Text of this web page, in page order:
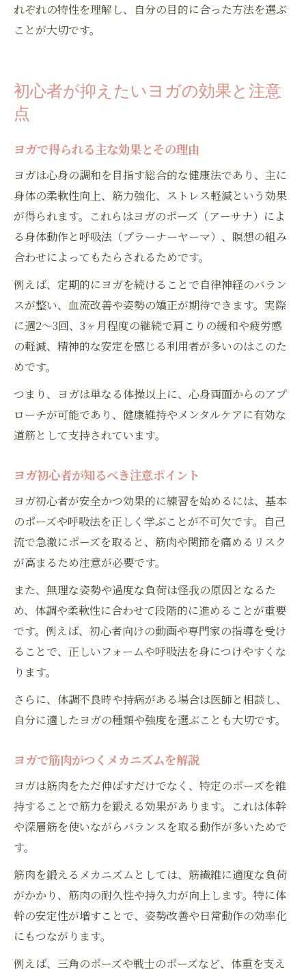
れぞれの特性を理解し、自分の目的に合った方法を選ぶ
ことが大切です。
初心者が抑えたいヨガの効果と注意
点
ヨガで得られる主な効果とその理由
ヨガは心身の調和を目指す総合的な健康法であり、主に
身体の柔軟性向上、筋力強化、ストレス軽減という効果
が得られます。これらはヨガのポーズ（アーサナ）によ
る身体動作と呼吸法（プラーナーヤーマ）、瞑想の組み
合わせによってもたらされるためです。
例えば、定期的にヨガを続けることで自律神経のバラン
スが整い、血流改善や姿勢の矯正が期待できます。実際
に週2～3回、3ヶ月程度の継続で肩こりの緩和や疲労感
の軽減、精神的な安定を感じる利用者が多いのはこのた
めです。
つまり、ヨガは単なる体操以上に、心身両面からのアプ
ローチが可能であり、健康維持やメンタルケアに有効な
道筋として支持されています。
ヨガ初心者が知るべき注意ポイント
ヨガ初心者が安全かつ効果的に練習を始めるには、基本
のポーズや呼吸法を正しく学ぶことが不可欠です。自己
流で急激にポーズを取ると、筋肉や関節を痛めるリスク
が高まるため注意が必要です。
また、無理な姿勢や過度な負荷は怪我の原因となるた
め、体調や柔軟性に合わせて段階的に進めることが重要
です。例えば、初心者向けの動画や専門家の指導を受け
ることで、正しいフォームや呼吸法を身につけやすくな
ります。
さらに、体調不良時や持病がある場合は医師と相談し、
自分に適したヨガの種類や強度を選ぶことも大切です。
ヨガで筋肉がつくメカニズムを解説
ヨガは筋肉をただ伸ばすだけでなく、特定のポーズを維
持することで筋力を鍛える効果があります。これは体幹
や深層筋を使いながらバランスを取る動作が多いためで
す。
筋肉を鍛えるメカニズムとしては、筋繊維に適度な負荷
がかかり、筋肉の耐久性や持久力が向上します。特に体
幹の安定性が増すことで、姿勢改善や日常動作の効率化
にもつながります。
例えば、三角のポーズや戦士のポーズなど、体重を支え